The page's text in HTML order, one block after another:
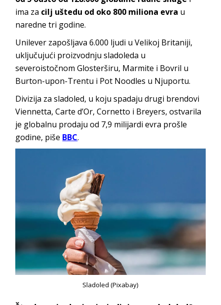
ima za cilj uštedu od oko 800 miliona evra u
naredne tri godine.
Unilever zapošljava 6.000 ljudi u Velikoj Britaniji,
uključujući proizvodnju sladoleda u
severoistočnom Glosterširu, Marmite i Bovril u
Burton-upon-Trentu i Pot Noodles u Njuportu.
Divizija za sladoled, u koju spadaju drugi brendovi
Viennetta, Carte d’Or, Cornetto i Breyers, ostvarila
je globalnu prodaju od 7,9 milijardi evra prošle
godine, piše BBC.
Sladoled (Pixabay)